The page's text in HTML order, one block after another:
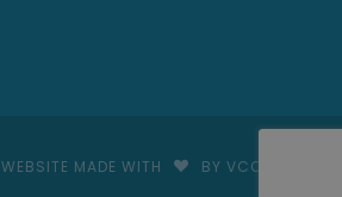
WEBSITE MADE WITH BY VCO